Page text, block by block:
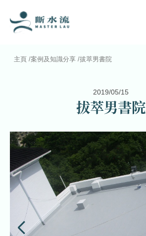
主頁 /案例及知識分享 /拔萃男書院
2019/05/15
拔萃男書院